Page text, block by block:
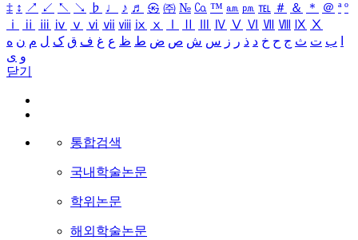
‡ ↕ ↗ ↙ ↖ ↘ ♭ ♩ ♪ ♬ ㉿ ㈜ № ㏇ ™ ㏂ ㏘ ℡ ＃ ＆ ＊ ＠ ª º
ⅰ
ⅱ ⅲ ⅳ ⅴ ⅵ ⅶ ⅷ ⅸ ⅹ Ⅳ Ⅴ Ⅵ Ⅶ Ⅷ Ⅸ Ⅹ
ب ت ث ج ح خ د ذ ر ز س ش ص ض ط ظ ع غ ف ق ک ل م ن ه
و ی
닫기
통합검색
국내학술논문
학위논문
해외학술논문